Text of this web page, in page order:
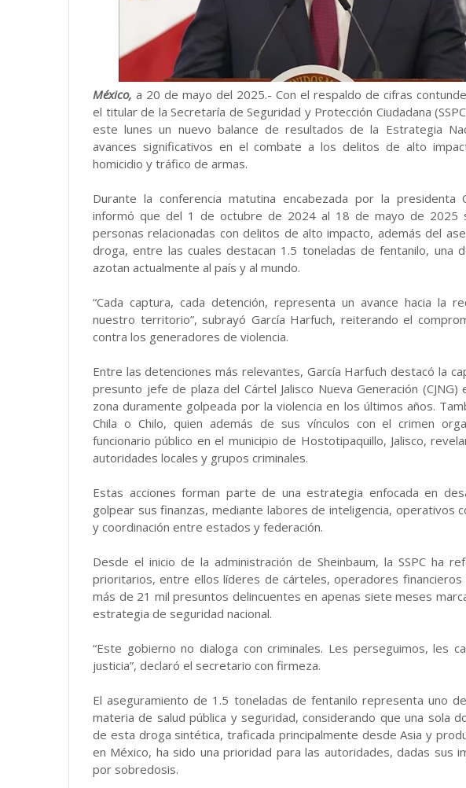
México,a 20 de mayo del 2025.- Con el respaldo de cifras
el titular de la Secretaría de Seguridad y Protección Ciudadana
este lunes un nuevo balance de resultados de la Estrategia
avances significativos en el combate a los delitos de alto
homicidio y tráfico de armas.
Durante la conferencia matutina encabezada por la presidenta
informó que del 1 de octubre de 2024 al 18 de mayo de 2025
personas relacionadas con delitos de alto impacto, además del
droga, entre las cuales destacan 1.5 toneladas de fentanilo, una
azotan actualmente al país y al mundo.
“Cada captura, cada detención, representa un avance hacia la
nuestro territorio”, subrayó García Harfuch, reiterando el
contra los generadores de violencia.
Entre las detenciones más relevantes, García Harfuch destacó la
presunto jefe de plaza del Cártel Jalisco Nueva Generación
zona duramente golpeada por la violencia en los últimos años.
Chila o Chilo, quien además de sus vínculos con el crimen
funcionario público en el municipio de Hostotipaquillo, Jalisco,
autoridades locales y grupos criminales.
Estas acciones forman parte de una estrategia enfocada en
golpear sus finanzas, mediante labores de inteligencia, operativos
y coordinación entre estados y federación.
Desde el inicio de la administración de Sheinbaum, la SSPC ha
prioritarios, entre ellos líderes de cárteles, operadores
más de 21 mil presuntos delincuentes en apenas siete meses
estrategia de seguridad nacional.
“Este gobierno no dialoga con criminales. Les perseguimos, les
justicia”, declaró el secretario con firmeza.
El aseguramiento de 1.5 toneladas de fentanilo representa uno
materia de salud pública y seguridad, considerando que una sola
de esta droga sintética, traficada principalmente desde Asia y
en México, ha sido una prioridad para las autoridades, dadas sus
por sobredosis.